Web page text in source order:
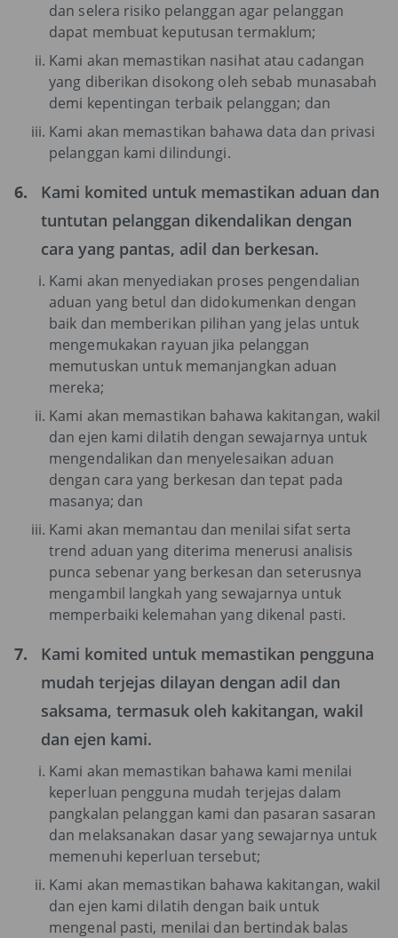
dan selera risiko pelanggan agar pelanggan
dapat membuat keputusan termaklum;
Kami akan memastikan nasihat atau cadangan
yang diberikan disokong oleh sebab munasabah
demi kepentingan terbaik pelanggan; dan
Kami akan memastikan bahawa data dan privasi
pelanggan kami dilindungi.
6.
Kami komited untuk memastikan aduan dan
tuntutan pelanggan dikendalikan dengan
cara yang pantas, adil dan berkesan.
Kami akan menyediakan proses pengendalian
aduan yang betul dan didokumenkan dengan
baik dan memberikan pilihan yang jelas untuk
mengemukakan rayuan jika pelanggan
memutuskan untuk memanjangkan aduan
mereka;
Kami akan memastikan bahawa kakitangan, wakil
dan ejen kami dilatih dengan sewajarnya untuk
mengendalikan dan menyelesaikan aduan
dengan cara yang berkesan dan tepat pada
masanya; dan
Kami akan memantau dan menilai sifat serta
trend aduan yang diterima menerusi analisis
punca sebenar yang berkesan dan seterusnya
mengambil langkah yang sewajarnya untuk
memperbaiki kelemahan yang dikenal pasti.
7.
Kami komited untuk memastikan pengguna
mudah terjejas dilayan dengan adil dan
saksama, termasuk oleh kakitangan, wakil
dan ejen kami.
Kami akan memastikan bahawa kami menilai
keperluan pengguna mudah terjejas dalam
pangkalan pelanggan kami dan pasaran sasaran
dan melaksanakan dasar yang sewajarnya untuk
memenuhi keperluan tersebut;
Kami akan memastikan bahawa kakitangan, wakil
dan ejen kami dilatih dengan baik untuk
mengenal pasti, menilai dan bertindak balas